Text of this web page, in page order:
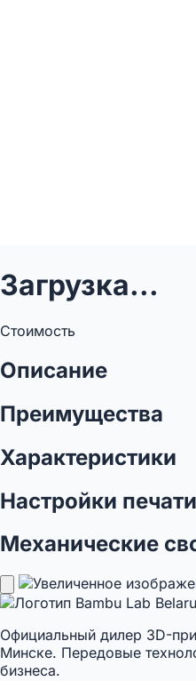
Загрузка...
Стоимость
Описание
Преимущества
Характеристики
Настройки печати
Механические
Официальный дилер 3D-
Минске. Передовые
бизнеса.